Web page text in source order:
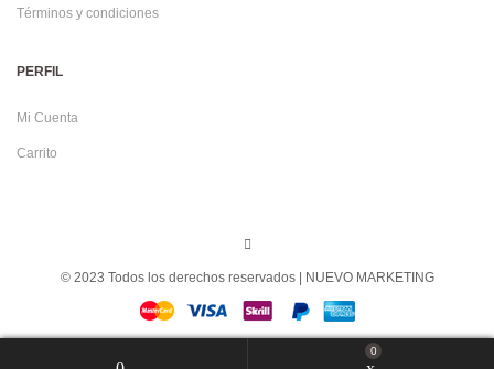
Términos y condiciones
PERFIL
Mi Cuenta
Carrito
© 2023 Todos los derechos reservados | NUEVO MARKETING
0